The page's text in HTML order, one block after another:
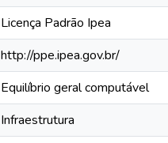
Licença Padrão Ipea
http://ppe.ipea.gov.br/
Equilíbrio geral computável
Infraestrutura